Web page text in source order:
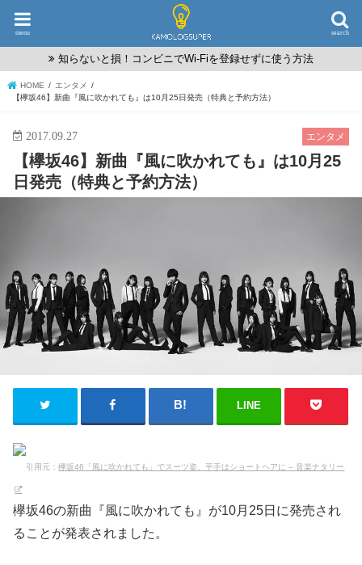
search
menu
知らないと損！コンビニでWi-Fiを登録せずに使う方法
HOME
エンタメ
【欅坂46】新曲『風に吹かれても』は10月25日発売（特典と予約方法）
エンタメ
2017.09.27
【欅坂46】新曲『風に吹かれても』は10月25
日発売（特典と予約方法）
LINE
引用元：欅坂46「風に吹かれても」でスーツ姿、平手はショートヘアに – 音楽ナタリー
欅坂46の新曲『風に吹かれても』が10月25日に発売され
ることが発表されました。